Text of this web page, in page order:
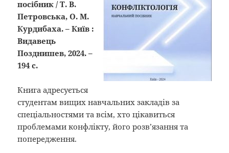
посібник / Т. В.
Петровська, О. М.
Курдибаха. – Київ :
Видавець
Позднишев, 2024. –
194 с.
Книга адресується
студентам вищих навчальних закладів за
спеціальностями та всім, хто цікавиться
проблемами конфлікту, його розв’язання та
попередження.